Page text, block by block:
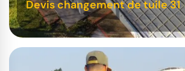
Devis changement de tuile 31